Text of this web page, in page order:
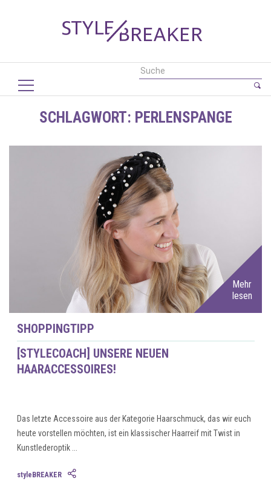
SCHLAGWORT: PERLENSPANGE
Mehr
lesen
SHOPPINGTIPP
[STYLECOACH] UNSERE NEUEN
HAARACCESSOIRES!
Das letzte Accessoire aus der Kategorie Haarschmuck, das wir euch
heute vorstellen möchten, ist ein klassischer Haarreif mit Twist in
Kunstlederoptik ...
styleBREAKER